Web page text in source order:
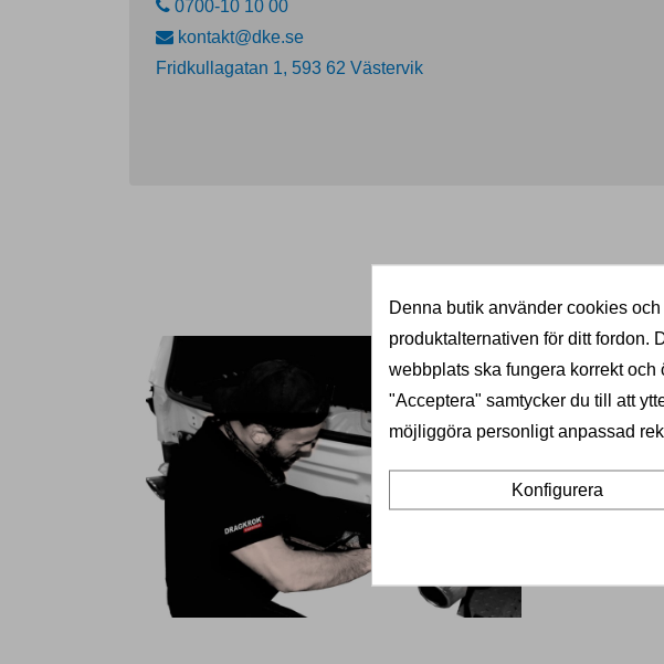
0700-10 10 00
kontakt@dke.se
Fridkullagatan 1, 593 62 Västervik
Boka
Professionell
dragkrokar
alternativt
Denna butik använder cookies
produktalternativen för ditt fordon.
webbplats ska fungera korrekt
"Acceptera" samtycker du till att
möjliggöra personligt anpassad
Konfigurera